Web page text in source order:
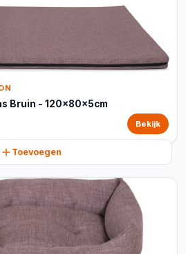
Bruin - 120x80x5cm
Bekijk
Toevoegen